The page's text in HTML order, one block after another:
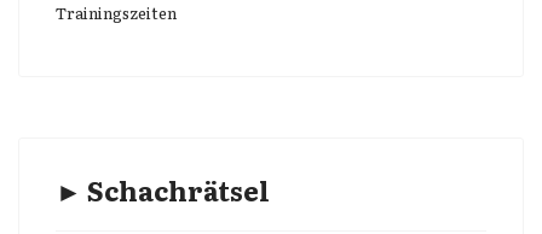
Trainingszeiten
► Schachrätsel